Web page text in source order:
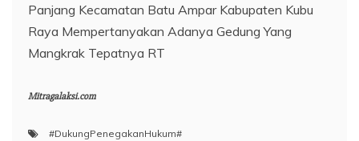
Panjang Kecamatan Batu Ampar Kabupaten Kubu
Raya Mempertanyakan Adanya Gedung Yang
Mangkrak Tepatnya RT
Mitragalaksi.com
#DukungPenegakanHukum#